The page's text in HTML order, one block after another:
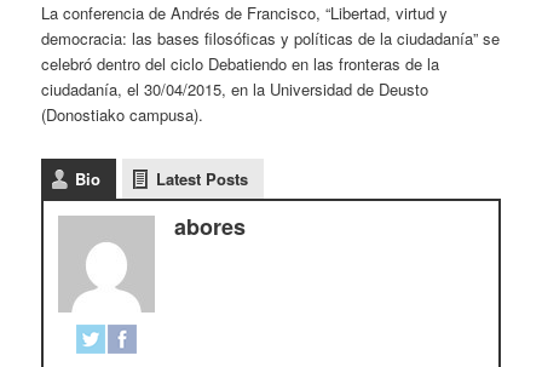
La conferencia de Andrés de Francisco, “Libertad, virtud y
democracia: las bases filosóficas y políticas de la ciudadanía” se
celebró dentro del ciclo Debatiendo en las fronteras de la
ciudadanía, el 30/04/2015, en la Universidad de Deusto
(Donostiako campusa).
Bio Latest Posts
abores